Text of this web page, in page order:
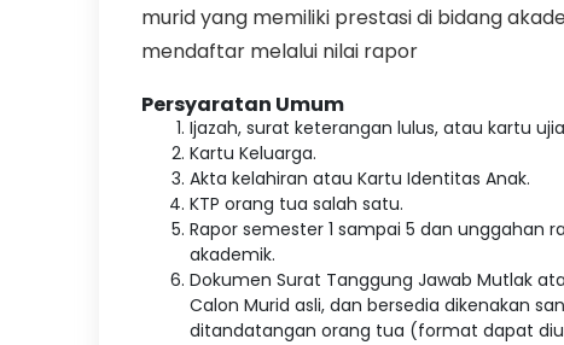
murid yang memiliki prestasi di bidang
mendaftar melalui nilai rapor
Persyaratan Umum
Ijazah, surat keterangan lulus, atau kartu
Kartu Keluarga.
Akta kelahiran atau Kartu Identitas Anak.
KTP orang tua salah satu.
Rapor semester 1 sampai 5 dan unggahan
akademik.
Dokumen Surat Tanggung Jawab Mutlak
Calon Murid asli, dan bersedia dikenakan
ditandatangan orang tua (format dapat